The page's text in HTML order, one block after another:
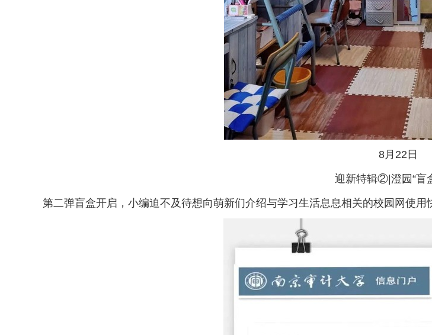
8月22日
迎新特辑②|澄园“盲
第二弹盲盒开启，小编迫不及待想向萌新们介绍与学习生活息息相关的校园网使用